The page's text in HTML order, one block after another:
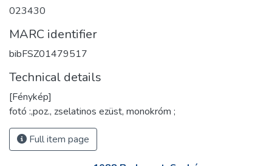
023430
MARC identifier
bibFSZ01479517
Technical details
[Fénykép]
fotó :,poz., zselatinos ezüst, monokróm ;
Full item page